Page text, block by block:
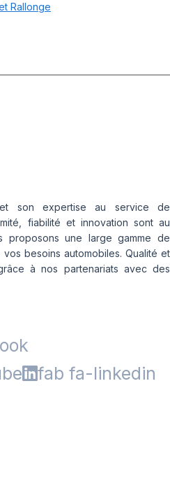
Rallonge
son expertise au service de
fiabilité et innovation sont au
proposons une large gamme de
besoins automobiles. Qualité et
à nos partenariats avec des
fab fa-linkedin